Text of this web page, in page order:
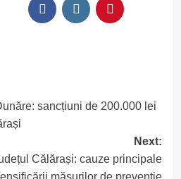
sancțiuni de 200.000 lei
Next:
Călărași: cauze principale